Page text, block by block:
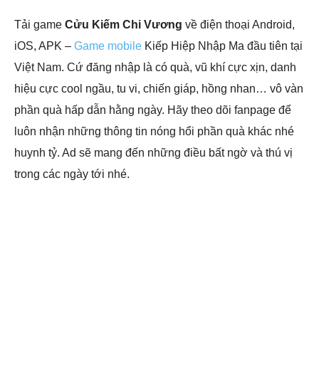
Tải game Cửu Kiếm Chi Vương về điện thoại Android,
iOS, APK – Game mobile Kiếp Hiệp Nhập Ma đầu tiên tại
Việt Nam. Cứ đăng nhập là có quà, vũ khí cực xịn, danh
hiệu cực cool ngầu, tu vi, chiến giáp, hồng nhan… vô vàn
phần quà hấp dẫn hằng ngày. Hãy theo dõi fanpage để
luôn nhận những thông tin nóng hổi phần quà khác nhé
huynh tỷ. Ad sẽ mang đến những điều bất ngờ và thú vị
trong các ngày tới nhé.